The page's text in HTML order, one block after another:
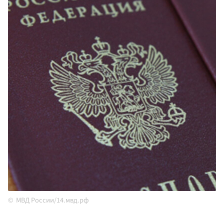
МВД России/14.мвд.рф